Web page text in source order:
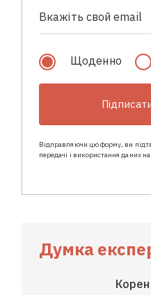
Щоденно
Відправляючи цю форму, ви
передачі і використання даних
Думка